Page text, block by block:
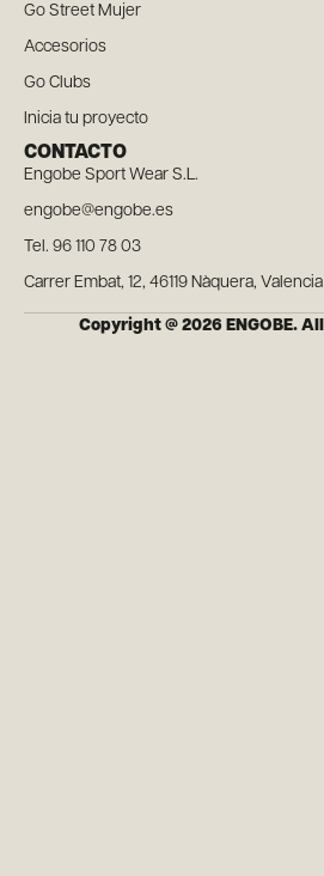
Go Street Mujer
Accesorios
Go Clubs
Inicia tu proyecto
CONTACTO
Engobe Sport Wear S.L.
engobe@engobe.es
Tel. 96 110 78 03
Carrer Embat, 12, 46119 Nàquera, Valencia
Copyright @ 2026 ENGOBE.